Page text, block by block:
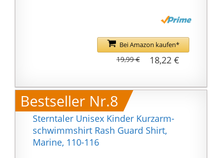
das Wasser.Bei Amazon kaufen*
18,22 €
19,99 €
Bestseller Nr.8
Sterntaler Unisex Kinder Kurzarm-
schwimmshirt Rash Guard Shirt,
Marine, 110-116